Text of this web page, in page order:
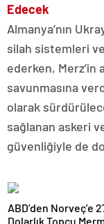
Edecek
Almanya’nın
silah sistemleri
ederken, Merz’in
savunmasına
olarak
sağlanan askeri
güvenliğiyle de
ABD’den Norveç’e
Dolarlık Topçu